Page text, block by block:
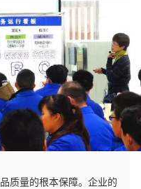
质量的根本保障。企业的